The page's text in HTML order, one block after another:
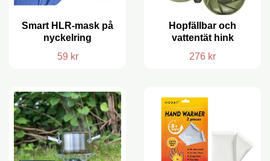
Smart HLR-mask på
nyckelring
59 kr
Hopfällbar och
vattentät hink
276 kr